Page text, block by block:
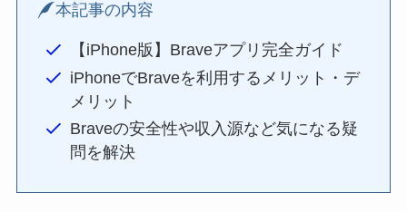
本記事の内容
【iPhone版】Braveアプリ完全ガイド
iPhoneでBraveを利用するメリット・デ
メリット
Braveの安全性や収入源など気になる疑
問を解決